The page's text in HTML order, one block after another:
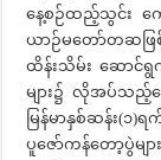
နေ့စဉ်ထည့်သွင်း ကျွ
ယာဉ်မတော်တဆဖြ
ထိန်းသိမ်း ဆောင်ရွ
များ၌ လိုအပ်သည့်ဆ
မြန်မာနှစ်ဆန်း(
ပူဇော်ကန်တော့ပွဲမ